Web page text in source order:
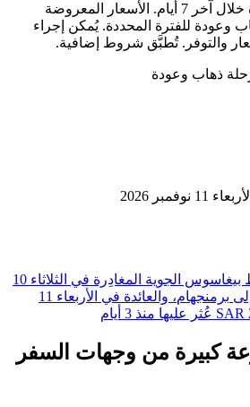
كانت هذه الأسعار متوفرة خلال آخر 7 أيام. الأسعار المعروضة
المحددة. يُمكن إجراء
تُطبَّق شروط إضافية.
وعودة
تحديد رحلة طيران ⁦خطوط بيغاسوس الجوية⁩ المغادِرة في ⁦الثلاثاء 10
نوفمبر 2026⁩ من ⁦الرياض⁩ إلى ⁦برمنجهام⁩، والعائدة في ⁦الأربعاء 11
من وجهات السفر